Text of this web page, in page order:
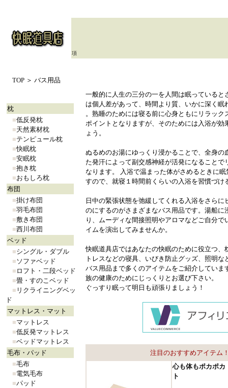
項
TOP ＞ バス用品
一般的に人生の三分の一を人間は眠っていると
は個人差があって、時間より質、いかに深く眠
。熟睡のためには寝る前に心身ともにリラック
ポイントとなりますが、そのためには入浴が効
ょう。
ぬるめのお湯にゆっくり浸かることで、全身の
た発汗によって副交感神経が活発になることで
なります。 入浴で温まった体がさめるときに
すので、就寝１時間前くらいの入浴を習慣づけ
日中の緊張状態を弛緩してくれる入浴をさらに
のにするのがさまざまなバス用品です。湯船に
り、ムーディな間接照明やアロマなどご自分で
イムを演出してみませんか。
快眠道具店ではあなたの快眠のために役立つ、
トレスなどの寝具、いびき防止グッズ、照明な
バス用品 まで多くのアイテムをご紹介していま
族の健康のためにじっくりとお選び下さい。
ぐっすり眠って明日も頑張りましょう！
注目のおすすめアイテム
心も体もポカポ
ト
枕
■低反発枕
■天然素材枕
■テンピュール枕
■快眠枕
■安眠枕
■抱き枕
■おもしろ枕
布団
■掛け布団
■羽毛布団
■敷き布団
■西川布団
ベッド
■シングル・ダブル
■ ソファベッド
■ ロフト・二段ベッド
■畳・すのこベッド
■ リクライニングベッ
ド
マットレス・マット
■マットレス
■低反発マットレス
■ベッドマットレス
毛布・パッド
■毛布
■電気毛布
■パッド